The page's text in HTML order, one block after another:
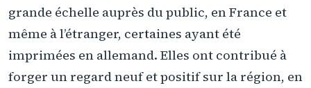
grande échelle auprès du public, en France et
même à l’étranger, certaines ayant été
imprimées en allemand. Elles ont contribué à
forger un regard neuf et positif sur la région, en